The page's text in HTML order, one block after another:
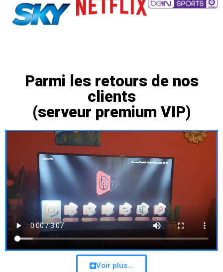
Parmi les retours de nos
clients
(serveur premium VIP)
Voir plus...